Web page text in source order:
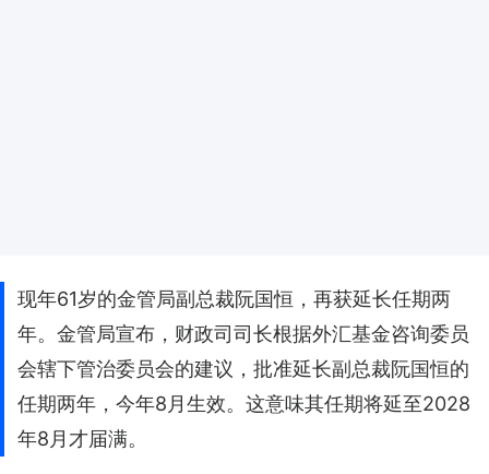
现年61岁的金管局副总裁阮国恒，再获延长任期两
年。金管局宣布，财政司司长根据外汇基金咨询委员
会辖下管治委员会的建议，批准延长副总裁阮国恒的
任期两年，今年8月生效。这意味其任期将延至2028
年8月才届满。